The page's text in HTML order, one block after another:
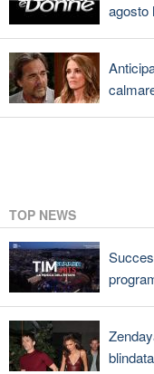
agosto
TOP NEWS